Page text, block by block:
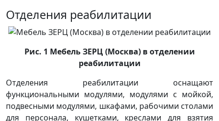
Отделения реабилитации
Рис. 1 Мебель ЗЕРЦ (Москва) в отделении
реабилитации
Отделения реабилитации оснащают
функциональными модулями, модулями с мойкой,
подвесными модулями, шкафами, рабочими столами
для персонала, кушетками, креслами для взятия